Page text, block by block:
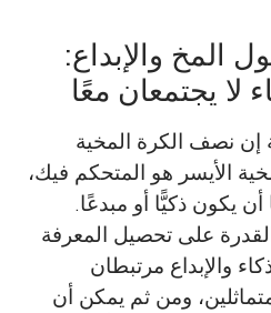
المخ والإبداع:
إن نصف الكرة المخية
الأيسر هو المتحكم فيك،
يكون ذكيًّا أو مبدعًا.
على تحصيل المعرفة
والإبداع مرتبطان
ومن ثم يمكن أن